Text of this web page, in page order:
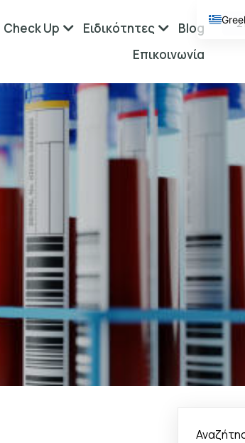
Check Up Ειδικότητες
Blog
Επικοινωνία